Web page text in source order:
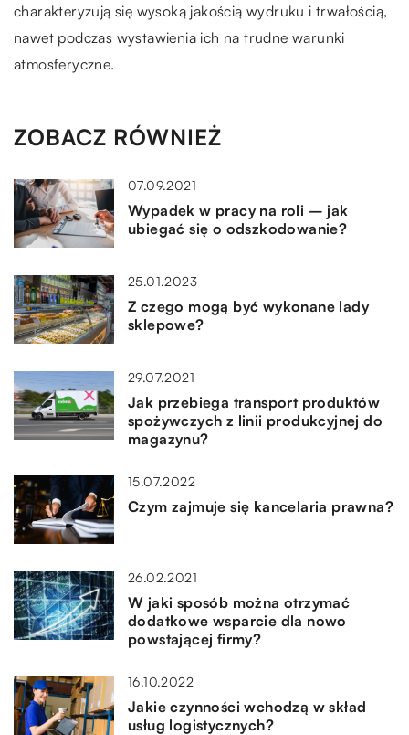
charakteryzują się wysoką jakością wydruku i trwałością,
nawet podczas wystawienia ich na trudne warunki
atmosferyczne.
ZOBACZ RÓWNIEŻ
07.09.2021
Wypadek w pracy na roli – jak
ubiegać się o odszkodowanie?
25.01.2023
Z czego mogą być wykonane lady
sklepowe?
29.07.2021
Jak przebiega transport produktów
spożywczych z linii produkcyjnej do
magazynu?
15.07.2022
Czym zajmuje się kancelaria prawna?
26.02.2021
W jaki sposób można otrzymać
dodatkowe wsparcie dla nowo
powstającej firmy?
16.10.2022
Jakie czynności wchodzą w skład
usług logistycznych?